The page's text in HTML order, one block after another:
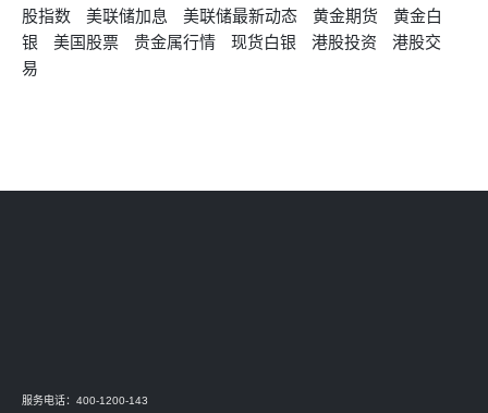
股指数
美联储加息 美联储最新动态 黄金期货
黄金白
银
美国股票 贵金属行情 现货白银 港股投资
港股交
易
服务电话：400-1200-143